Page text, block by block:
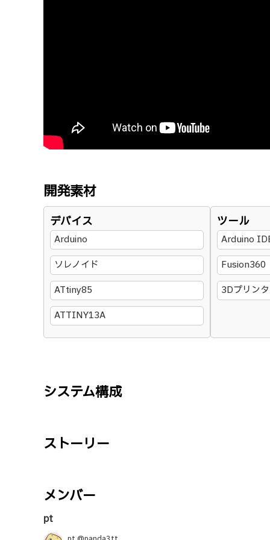
開発素材
デバイス
Arduino
ソレノイド
ATtiny85
ATTINY13A
ツール
Arduino
Fusion360
3Dプリン
システム構成
ストーリー
メンバー
pt